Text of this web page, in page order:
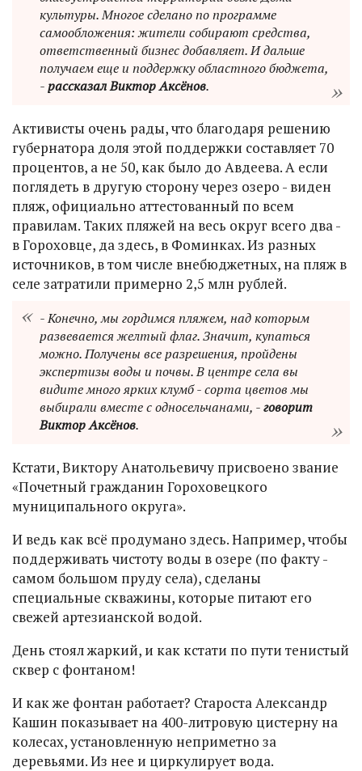
культуры. Многое сделано по программе
самообложения: жители собирают средства,
ответственный бизнес добавляет. И дальше
получаем еще и поддержку областного бюджета,
-рассказал Виктор Аксёнов.
Активисты очень рады, что благодаря решению
губернатора доля этой поддержки составляет 70
процентов, а не 50, как было до Авдеева. А если
поглядеть в другую сторону через озеро - виден
пляж, официально аттестованный по всем
правилам. Таких пляжей на весь округ всего два -
в Гороховце, да здесь, в Фоминках. Из разных
источников, в том числе внебюджетных, на пляж в
селе затратили примерно 2,5 млн рублей.
- Конечно, мы гордимся пляжем, над которым
развевается желтый флаг. Значит, купаться
можно. Получены все разрешения, пройдены
экспертизы воды и почвы. В центре села вы
видите много ярких клумб - сорта цветов мы
выбирали вместе с односельчанами, -говорит
Виктор Аксёнов.
Кстати, Виктору Анатольевичу присвоено звание
«Почетный гражданин Гороховецкого
муниципального округа».
И ведь как всё продумано здесь. Например, чтобы
поддерживать чистоту воды в озере (по факту -
самом большом пруду села), сделаны
специальные скважины, которые питают его
свежей артезианской водой.
День стоял жаркий, и как кстати по пути тенистый
сквер с фонтаном!
И как же фонтан работает? Староста Александр
Кашин показывает на 400-литровую цистерну на
колесах, установленную неприметно за
деревьями. Из нее и циркулирует вода.